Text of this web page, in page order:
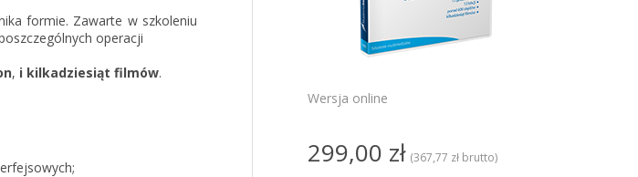
KSeF w Subiekcie nexo/nexo PRO
KSeF w Rachmistrzu i Rewizorze
KSeF w Rachmistrzu i Rewizorze GT
biur rachunkowych
formie. Zawarte w szkoleniu
operacji
, i kilkadziesiąt filmów.
Wersja online
299,00 zł (367,77 zł brutto)